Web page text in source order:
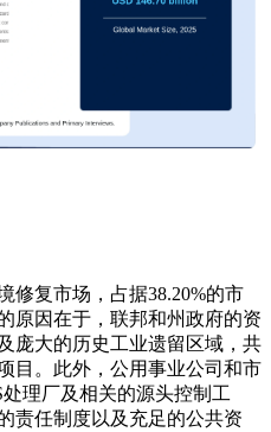
修复市场，占据38.20%的市
原因在于，联邦和州政府的资
庞大的历史工业遗留区域，共
目。此外，公用事业公司和市
理厂及相关的源头控制工
责任制度以及充足的公共资